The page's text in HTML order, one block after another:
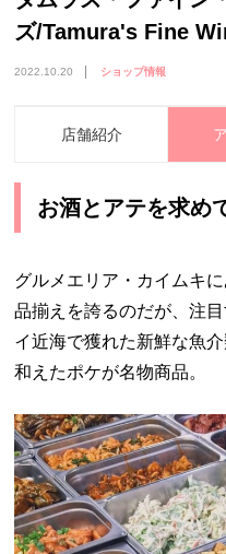
ズ/Tamura's Fine
2022.10.20 ショップ情報
店舗紹介
お酒とアテを求め
グルメエリア・カイムキ
品揃えを誇るのだが、注
イ近海で獲れた新鮮な魚
和えたポケが名物商品。